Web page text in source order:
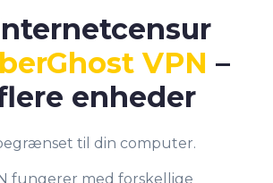
VPN –
enheder
til din computer.
fungerer med forskellige